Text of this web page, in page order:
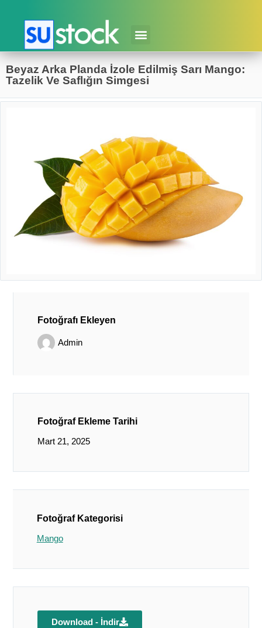
Beyaz Arka Planda İzole Edilmiş Sarı Mango:
Tazelik Ve Saflığın Simgesi
Fotoğrafı Ekleyen
Admin
Fotoğraf Ekleme Tarihi
Mart 21, 2025
Fotoğraf Kategorisi
Mango
Download - İndir